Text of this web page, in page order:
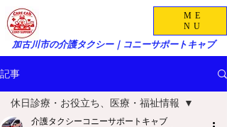
加古川市の介護タクシー｜コニーサポートキャブ
ME
NU
記事
休日診療・お役立ち、医療・福祉情報
介護タクシーコニーサポートキャブ